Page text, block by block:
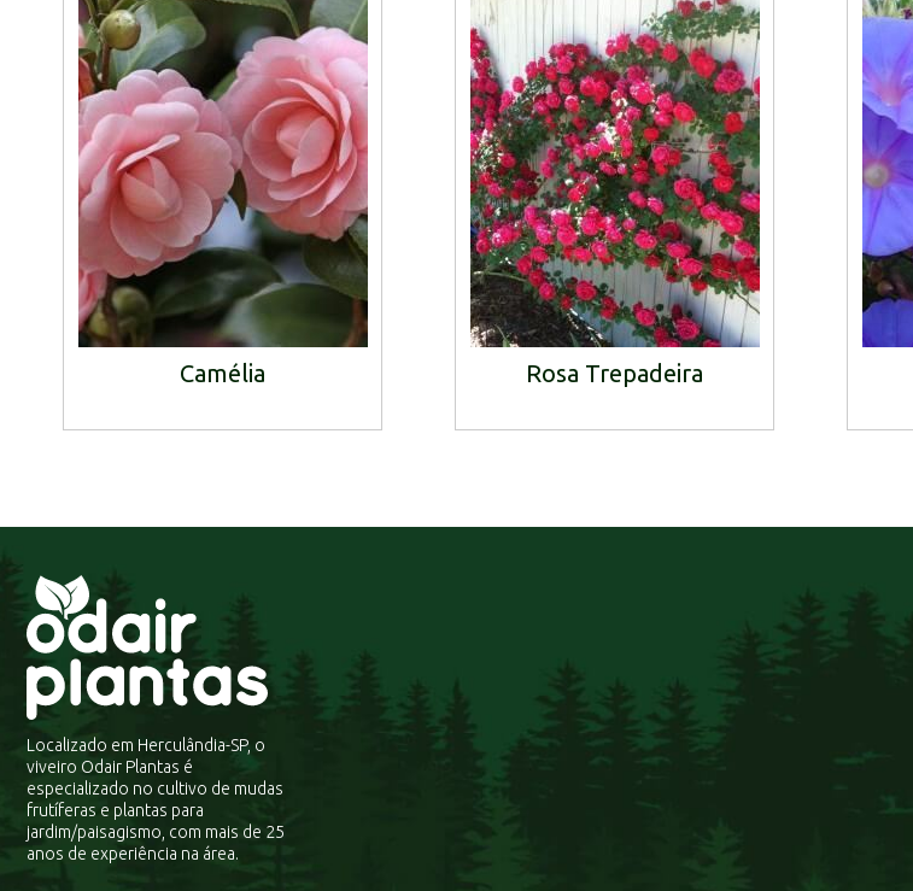
Camélia Rosa Trepadeira
Localizado em Herculândia-SP, o
viveiro Odair Plantas é
especializado no cultivo de mudas
frutíferas e plantas para
jardim/paisagismo, com mais de 25
anos de experiência na área.